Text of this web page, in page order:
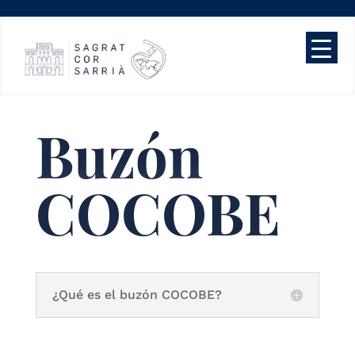
Buzón
COCOBE
¿Qué es el buzón COCOBE?